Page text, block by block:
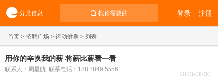
分类信息 找你需要的 注册
登录
首页 > 招聘广场 > 运动健身 > 列表
用你的辛换我的薪 将薪比薪看一看
联系人：周星航 联系电话：188 7849 5556
2023-06-30